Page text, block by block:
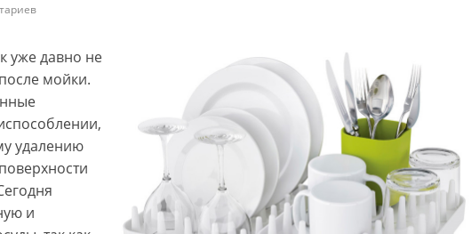
уже давно не
мойки.
удалению
и